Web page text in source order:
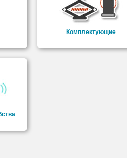
Комплектующие